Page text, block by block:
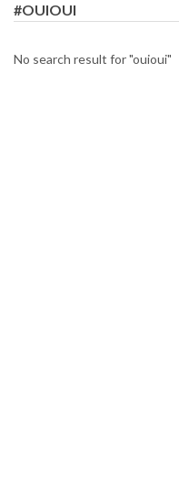
#OUIOUI
No search result for "ouioui"